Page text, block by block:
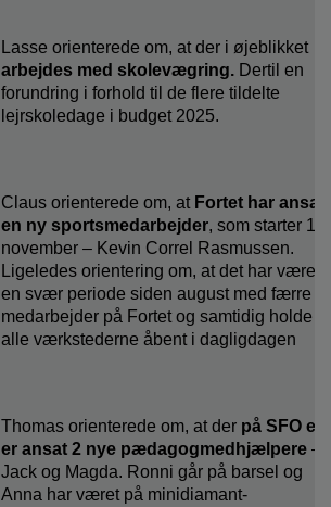
Lasse orienterede om, at der i øjeblikket
arbejdes med skolevægring. Dertil en
forundring i forhold til de flere tildelte
lejrskoledage i budget 2025.
Claus orienterede om, at Fortet har ansat
en ny sportsmedarbejder, som starter 1.
november – Kevin Correl Rasmussen.
Ligeledes orientering om, at det har været
en svær periode siden august med færre
medarbejder på Fortet og samtidig holde
alle værkstederne åbent i dagligdagen
Thomas orienterede om, at der på SFO er
er ansat 2 nye pædagogmedhjælpere –
Jack og Magda. Ronni går på barsel og
Anna har været på minidiamant-